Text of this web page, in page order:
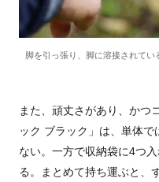
脚を引っ張り、脚に溶接されて
また、頑丈さがあり、かつ
ック ブラック」は、単体
ない。一方で収納袋に4つ
る。まとめて持ち運ぶと、